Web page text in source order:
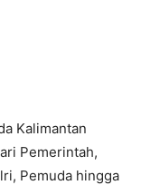
Kalimantan
Pemerintah,
Pemuda hingga